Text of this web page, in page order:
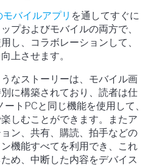
バイルアプリ を通してすぐに
プおよびモバイルの両方で、
し、コラボレーションして、
上させます。
なストーリーは、モバイル画
に構築されており、読者は仕
トPCと同じ機能を使用して、
しむことができます。またア
ン、共有、購読、拍手などの
機能すべてを利用でき、これ
め、中断した内容をデバイス